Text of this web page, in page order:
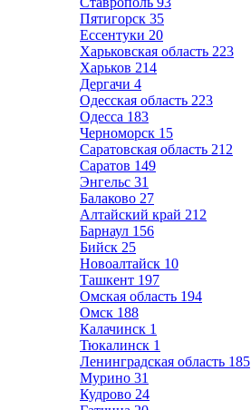
Пятигорск 35
Ессентуки 20
Харьковская область 223
Харьков 214
Дергачи 4
Одесская область 223
Одесса 183
Черноморск 15
Саратовская область 212
Саратов 149
Энгельс 31
Балаково 27
Алтайский край 212
Барнаул 156
Бийск 25
Новоалтайск 10
Ташкент 197
Омская область 194
Омск 188
Калачинск 1
Тюкалинск 1
Ленинградская область 185
Мурино 31
Кудрово 24